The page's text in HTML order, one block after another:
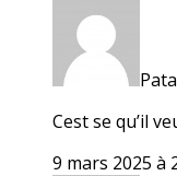
Cest se qu’il
9 mars 2025 à